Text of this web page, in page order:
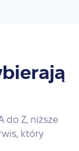
do Z, niższe
który